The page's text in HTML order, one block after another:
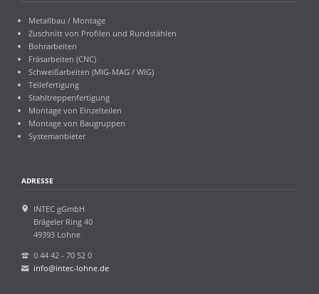
Metallbau / Montage
Zuschnitt von Profilen und Rundstählen
Bohrarbeiten
Fräsarbeiten (CNC)
Schweißarbeiten (MIG-MAG / WIG)
Teilefertigung
Stahltreppenfertigung
Montage von Einzelteilen
Montage von Baugruppen
Systemanbieter
ADRESSE
INTEC gGmbH
Brägeler Ring 40
49393 Lohne
0 44 42 - 70 52 0
info@intec-lohne.de